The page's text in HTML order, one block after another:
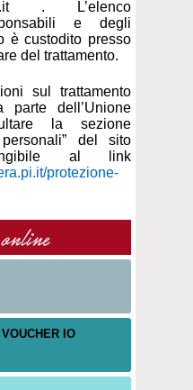
. L’elenco
e degli
è custodito presso
del trattamento.
sul trattamento
dell’Unione
la sezione
del sito
al link
protezione-
IO